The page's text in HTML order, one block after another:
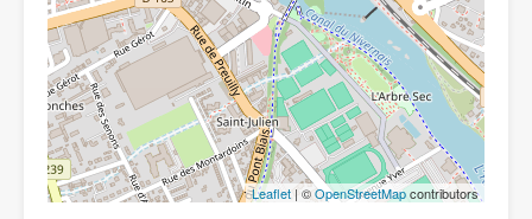
Leaflet | ©OpenStreetMapcontributors